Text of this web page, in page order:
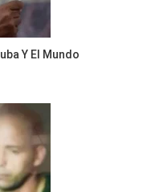
Y El Mundo